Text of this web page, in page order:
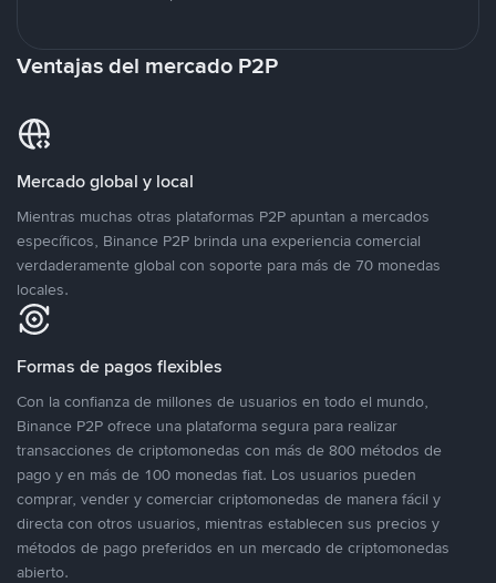
Ventajas del mercado P2P
Mercado global y local
Mientras muchas otras plataformas P2P apuntan a mercados
específicos, Binance P2P brinda una experiencia comercial
verdaderamente global con soporte para más de 70 monedas
locales.
Formas de pagos flexibles
Con la confianza de millones de usuarios en todo el mundo,
Binance P2P ofrece una plataforma segura para realizar
transacciones de criptomonedas con más de 800 métodos de
pago y en más de 100 monedas fiat. Los usuarios pueden
comprar, vender y comerciar criptomonedas de manera fácil y
directa con otros usuarios, mientras establecen sus precios y
métodos de pago preferidos en un mercado de criptomonedas
abierto.